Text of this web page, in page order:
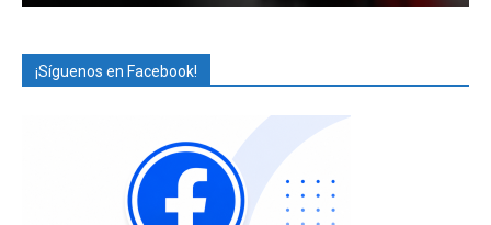
¡Síguenos en Facebook!